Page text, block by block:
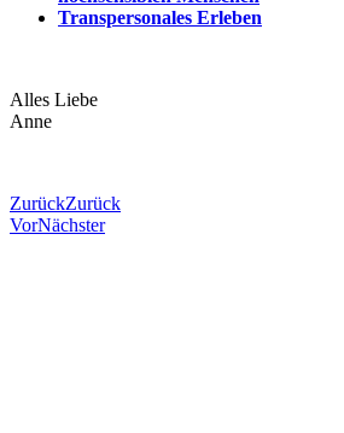
Transpersonales Erleben
Alles Liebe
Anne
ZurückZurück
VorNächster